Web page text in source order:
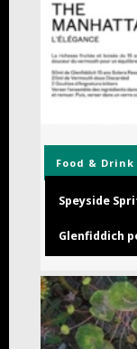
Food & Drink
Speyside
Glenfiddich